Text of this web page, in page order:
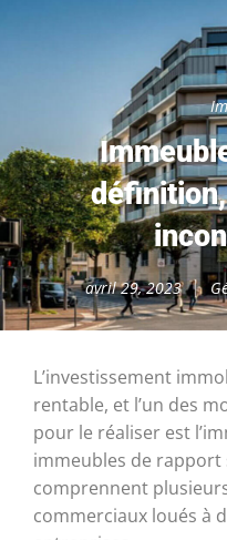
avril 29, 2023
L’investissement
rentable, et l’un des
pour le réaliser est
immeubles de
comprennent
commerciaux loués à